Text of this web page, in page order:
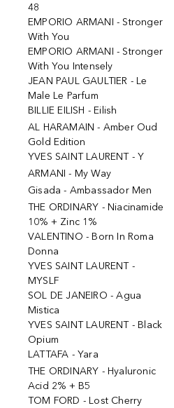
48
EMPORIO ARMANI - Stronger
With You
EMPORIO ARMANI - Stronger
With You Intensely
JEAN PAUL GAULTIER - Le
Male Le Parfum
BILLIE EILISH - Eilish
AL HARAMAIN - Amber Oud
Gold Edition
YVES SAINT LAURENT - Y
ARMANI - My Way
Gisada - Ambassador Men
THE ORDINARY - Niacinamide
10% + Zinc 1%
VALENTINO - Born In Roma
Donna
YVES SAINT LAURENT -
MYSLF
SOL DE JANEIRO - Agua
Mistica
YVES SAINT LAURENT - Black
Opium
LATTAFA - Yara
THE ORDINARY - Hyaluronic
Acid 2% + B5
TOM FORD - Lost Cherry